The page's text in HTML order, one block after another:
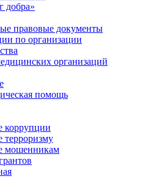
добра»
правовые документы
по организации
организаций
помощь
коррупции
терроризму
мошенникам